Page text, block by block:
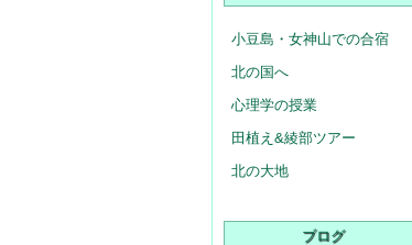
小豆島・女神山での合宿
北の国へ
心理学の授業
田植え&綾部ツアー
北の大地
ブログ